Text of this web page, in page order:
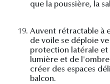
que la poussière, la
19. Auvent rétractable à
de voile se déploie
protection latérale et
lumière et de
créer des espaces
balcon.